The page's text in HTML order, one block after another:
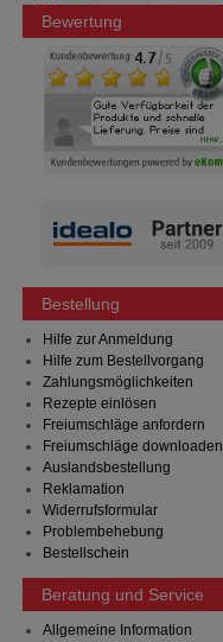
Bewertung
Bestellung
Hilfe zur Anmeldung
Hilfe zum Bestellvorgang
Zahlungsmöglichkeiten
Rezepte einlösen
Freiumschläge anfordern
Freiumschläge downloaden
Auslandsbestellung
Reklamation
Widerrufsformular
Problembehebung
Bestellschein
Beratung und Service
Allgemeine Information